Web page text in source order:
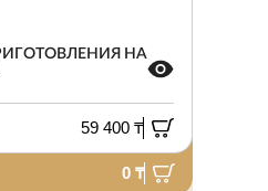
НА
59 400 ₸
0 ₸